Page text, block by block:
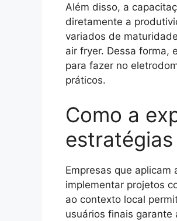
Além disso, a
diretamente a
variados de
air fryer. Dessa forma,
para fazer no
práticos.
Como a
Empresas que
implementar projetos
ao contexto local
usuários finais garante